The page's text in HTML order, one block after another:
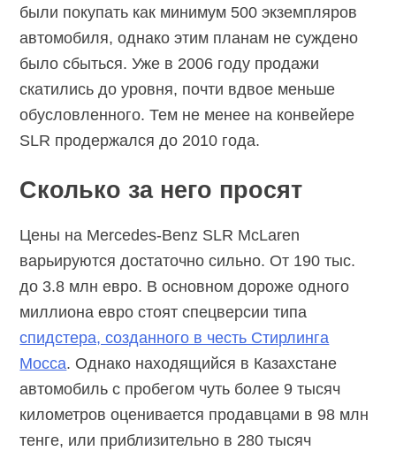
были покупать как минимум 500 экземпляров
автомобиля, однако этим планам не суждено
было сбыться. Уже в 2006 году продажи
скатились до уровня, почти вдвое меньше
обусловленного. Тем не менее на конвейере
SLR продержался до 2010 года.
Сколько за него просят
Цены на Mercedes-Benz SLR McLaren
варьируются достаточно сильно. От 190 тыс.
до 3.8 млн евро. В основном дороже одного
миллиона евро стоят спецверсии типа
спидстера, созданного в честь Стирлинга
Мосса. Однако находящийся в Казахстане
автомобиль с пробегом чуть более 9 тысяч
километров оценивается продавцами в 98 млн
тенге, или приблизительно в 280 тысяч